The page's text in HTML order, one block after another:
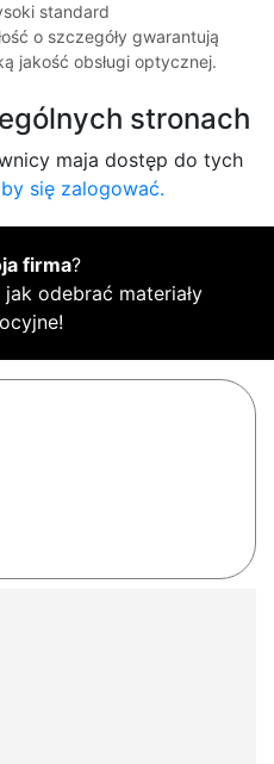
standard
o szczegóły gwarantują
jakość obsługi optycznej.
stronach
maja dostęp do tych
się zalogować.
firma?
odebrać materiały